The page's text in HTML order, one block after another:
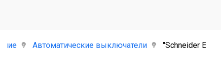
Автоматические выключатели "Schneider